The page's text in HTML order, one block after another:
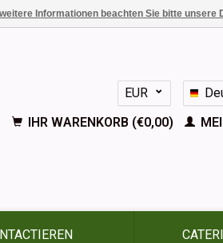
EUR
GBP
IHR WARENKORB (€0,00)
Informationen beachten Sie bitte unsere